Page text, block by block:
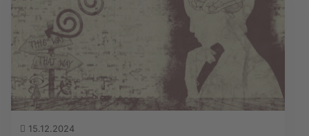
15.12.2024